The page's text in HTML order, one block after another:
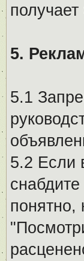
5.
5.1
5.2 Если
понятно,